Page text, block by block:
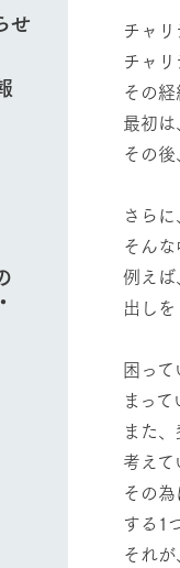
50周年ヒス
アークグループ
記念し、これま
とめた映像を制
た。（動画サイ
い、ビュッフェス
周遊バス
牧場内を巡る周
交通アクセス
チャ
チャ
その
最初
その
さら
そん
例え
出し
困っ
まっ
また
考え
その
する1
それ
せ